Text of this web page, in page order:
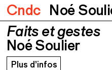
Cndc Noé
Faits et gestes
Noé Soulier
Faits et gestes
Noé Soulier
Plus d’infos